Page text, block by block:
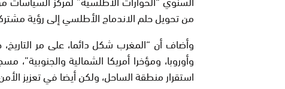
من تحويل حلم الاندماج الأطلسي إلى رؤية
وأضاف أن “المغرب شكل دائما، على مر
وأوروبا، ومؤخرا أمريكا الشمالية
استقرار منطقة الساحل، ولكن أيضا في تعزيز